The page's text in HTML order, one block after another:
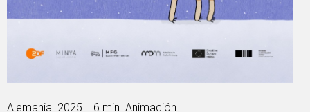
Alemania. 2025. . 6 min. Animación. .